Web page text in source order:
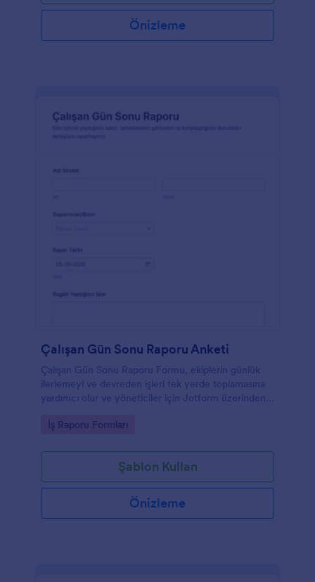
Önizleme
Çalışan Gün Sonu Raporu Anketi
Çalışan Gün Sonu Raporu Formu, ekiplerin günlük
ilerlemeyi ve devreden işleri tek yerde toplamasına
yardımcı olur ve yöneticiler için Jotform üzerinden
Go to Category:
İş Raporu Formları
Şablon Kullan
Önizleme